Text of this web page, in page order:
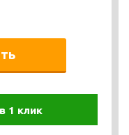
1 клик